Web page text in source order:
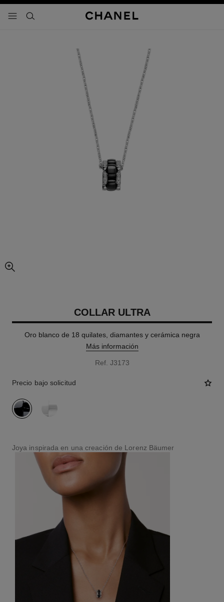
- navegación principal
buscar
imagen agrandada
COLLAR ULTRA
Oro blanco de 18 quilates, diamantes y cerámica negra
Más información
Ref. J3173
Precio bajo solicitud
variante
Joya inspirada en una creación de Lorenz Bäumer